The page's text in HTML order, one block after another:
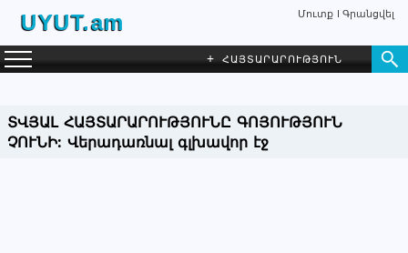
UYUT.am Մուտք Գրանցվել
+ ՀԱՅՏԱՐԱՐՈՒԹՅՈՒՆ
ՏՎՅԱԼ ՀԱՅՏԱՐԱՐՈՒԹՅՈՒՆԸ ԳՈՅՈՒԹՅՈՒՆ
ՉՈՒՆԻ: Վերադառնալ գլխավոր էջ